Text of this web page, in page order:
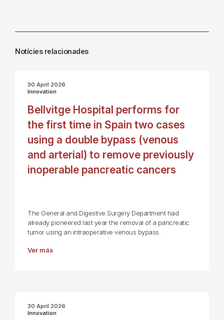
Notícies relacionades
30 April 2026
Innovation
Bellvitge Hospital performs for
the first time in Spain two cases
using a double bypass (venous
and arterial) to remove previously
inoperable pancreatic cancers
The General and Digestive Surgery Department had
already pioneered last year the removal of a pancreatic
tumor using an intraoperative venous bypass.
Ver más
30 April 2026
Innovation